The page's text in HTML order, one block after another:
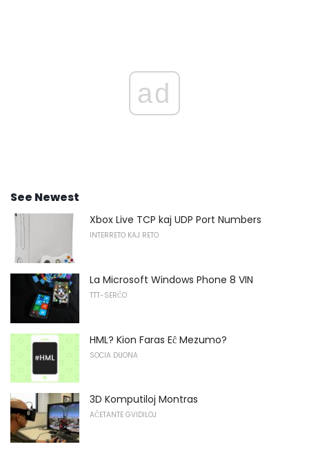
ad
See Newest
Xbox Live TCP kaj UDP Port Numbers
INTERRETO KAJ RETO
La Microsoft Windows Phone 8 VIN
TTT-SERĈO
HML? Kion Faras Eĉ Mezumo?
SOCIA DUONA
3D Komputiloj Montras
AĈETANTE GVIDILOJ